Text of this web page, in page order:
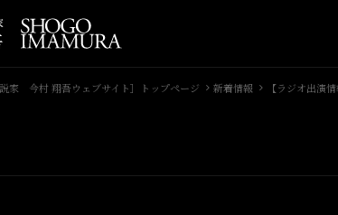
説家 今村 翔吾ウェブサイト］トップページ 新着情報 【ラジオ出演